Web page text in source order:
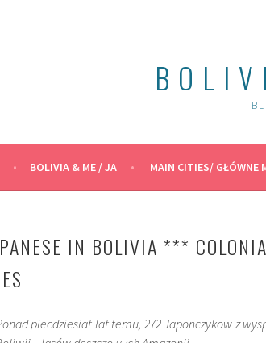
B O L I V
BOLIVIA & ME / JA MAIN CITIES/ GŁÓWNE
IN BOLIVIA ***
piecdziesiat lat temu, 272 Japonczykow z